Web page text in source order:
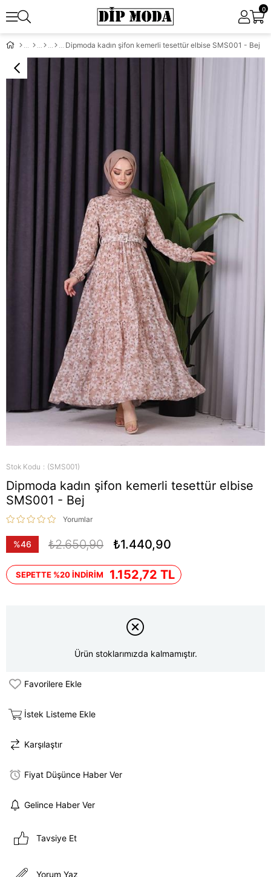
0
Dipmoda kadın şifon kemerli tesettür elbise SMS001 - Bej
Stok Kodu (SMS001)
Dipmoda kadın şifon kemerli tesettür elbise
SMS001 - Bej
Yorumlar
%46
₺2.650,90 ₺1.440,90
SEPETTE %20 İNDİRİM 1.152,72 TL
Ürün stoklarımızda kalmamıştır.
Favorilere Ekle
İstek Listeme Ekle
Karşılaştır
Fiyat Düşünce Haber Ver
Gelince Haber Ver
Tavsiye Et
Yorum Yaz